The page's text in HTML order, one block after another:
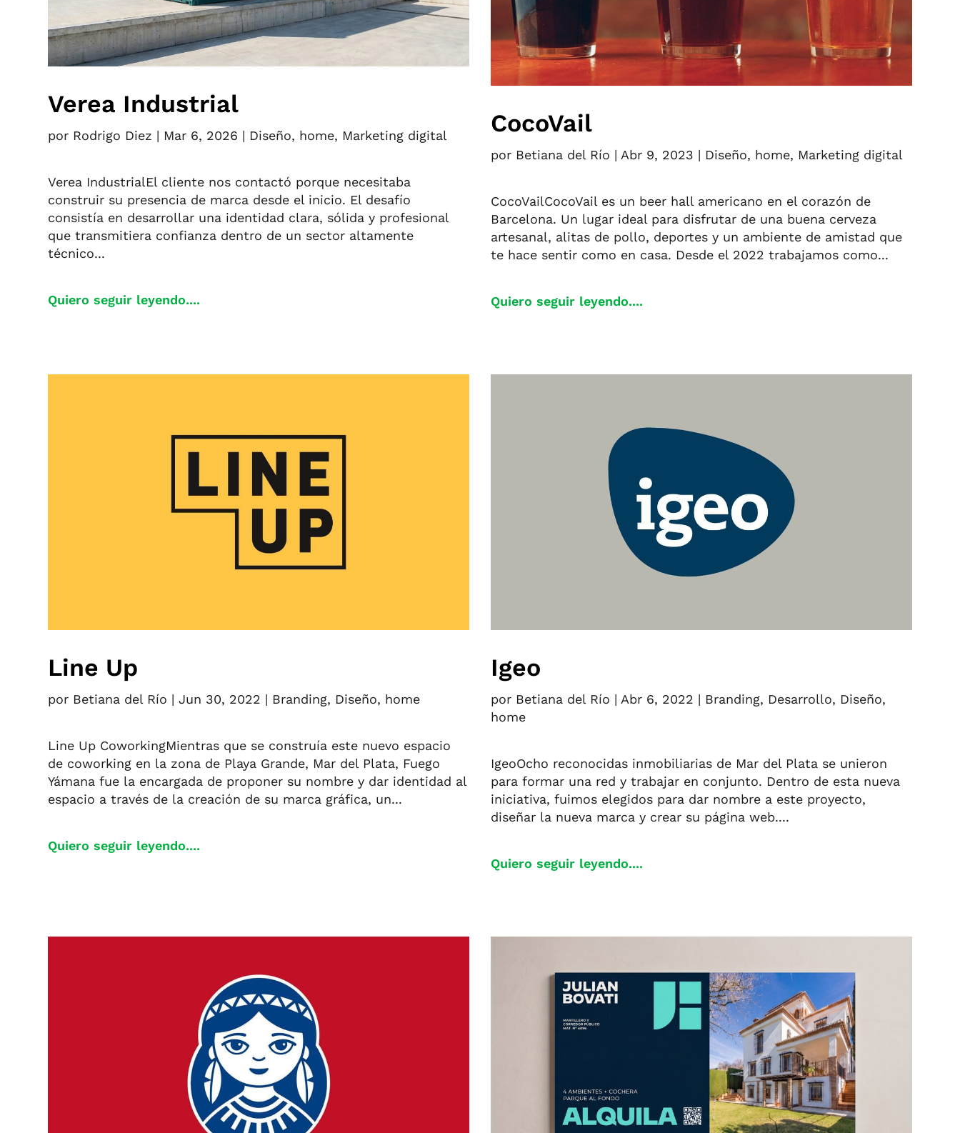
Verea Industrial
por Rodrigo Diez | Mar 6, 2026 | Diseño, home, Marketing digital
Verea IndustrialEl cliente nos contactó porque necesitaba
construir su presencia de marca desde el inicio. El desafío
consistía en desarrollar una identidad clara, sólida y profesional
que transmitiera confianza dentro de un sector altamente
técnico...
Quiero seguir leyendo....
CocoVail
por Betiana del Río | Abr 9, 2023 | Diseño, home, Marketing digital
CocoVailCocoVail es un beer hall americano en el corazón de
Barcelona. Un lugar ideal para disfrutar de una buena cerveza
artesanal, alitas de pollo, deportes y un ambiente de amistad que
te hace sentir como en casa. Desde el 2022 trabajamos como...
Quiero seguir leyendo....
Line Up
por Betiana del Río |Jun 30, 2022 | Branding, Diseño, home
Line Up CoworkingMientras que se construía este nuevo espacio
de coworking en la zona de Playa Grande, Mar del Plata, Fuego
Yámana fue la encargada de proponer su nombre y dar identidad al
espacio a través de la creación de su marca gráfica, un...
Quiero seguir leyendo....
Igeo
por Betiana del Río | Abr 6, 2022 | Branding, Desarrollo, Diseño,
home
IgeoOcho reconocidas inmobiliarias de Mar del Plata se unieron
para formar una red y trabajar en conjunto. Dentro de esta nueva
iniciativa, fuimos elegidos para dar nombre a este proyecto,
diseñar la nueva marca y crear su página web....
Quiero seguir leyendo....